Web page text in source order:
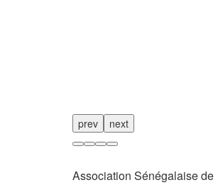
prev next
Association Sénégalaise de